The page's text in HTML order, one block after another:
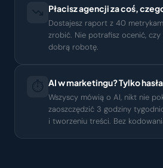
Płacisz agencji za coś,
Dostajesz raport z 40
zrobić. Nie potrafisz ocenić, czy
dobrą robotę.
⏱️ AI w marketingu? Tylko hasła
Wszyscy mówią o AI, nikt nie
zaoszczędzić 3 godziny
i tworzeniu treści. Bez